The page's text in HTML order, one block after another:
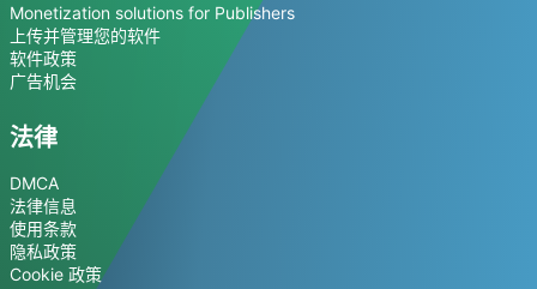
Monetization solutions for Publishers
上传并管理您的软件
软件政策
广告机会
法律
DMCA
法律信息
使用条款
隐私政策
Cookie 政策